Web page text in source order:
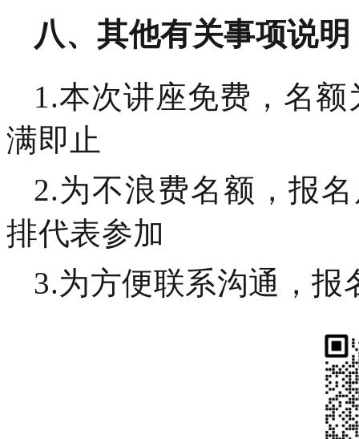
八、其他有关事项说明
1.本次讲座免费，名额
满即止
2.为不浪费名额，报
排代表参加
3.为方便联系沟通，报